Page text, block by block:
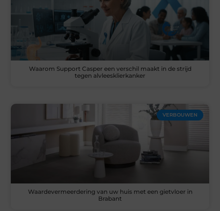
Waarom Support Casper een verschil maakt in de strijd
tegen alvleesklierkanker
VERBOUWEN
Waardevermeerdering van uw huis met een gietvloer in
Brabant